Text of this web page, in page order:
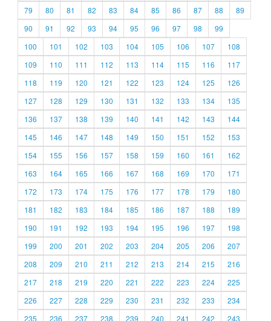
79
80 81 82 83 84 85 86 87 88
89
90
91 92 93 94 95 96 97 98
99
100
101 102 103 104 105 106 107
108
109
110 111 112 113 114 115 116
117
118
119 120 121 122 123 124 125
126
127
128 129 130 131 132 133 134
135
136
137 138 139 140 141 142 143
144
145
146 147 148 149 150 151 152
153
154
155 156 157 158 159 160 161
162
163
164 165 166 167 168 169 170
171
172
173 174 175 176 177 178 179
180
181
182 183 184 185 186 187 188
189
190
191 192 193 194 195 196 197
198
199
200 201 202 203 204 205 206
207
208
209 210 211 212 213 214 215
216
217
218 219 220 221 222 223 224
225
226
227 228 229 230 231 232 233
234
235
236 237 238 239 240 241 242 243